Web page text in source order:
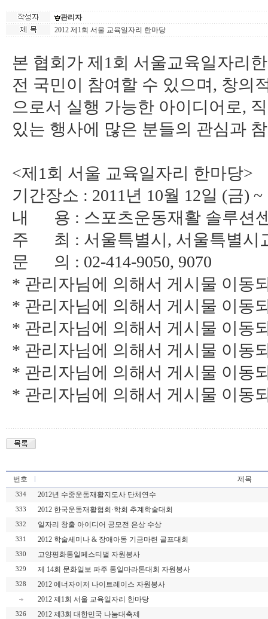
관리자
2012 제1회 서울 교육일자리 한마당
본 협회가 제1회 서울교육일자리
전 국민이 참여할 수 있으며, 창의
으로서 실행 가능한 아이디어로,
있는 행사에 많은 분들의 관심과
<제1회 서울 교육일자리 한마당>
기간장소 : 2011년 10월 12일 (금)
내 용 : 스포츠운동재활 솔루션
주 최 : 서울특별시, 서울특별시
문 의 : 02-414-9050, 9070
* 관리자님에 의해서 게시물 이동
* 관리자님에 의해서 게시물 이동
* 관리자님에 의해서 게시물 이동
* 관리자님에 의해서 게시물 이동
* 관리자님에 의해서 게시물 이동
* 관리자님에 의해서 게시물 이동
번호 제목
334 2012년 수중운동재활지도사 단체연수
333 2012 한국운동재활협회·학회 추계학술대회
332 일자리 창출 아이디어 공모전 은상 수상
331 2012 학술세미나 & 장애아동 기금마련 골프대회
330 고양평화통일페스티벌 자원봉사
329 제 14회 문화일보 파주 통일마라톤대회 자원봉사
328
2012 에너자이저 나이트레이스 자원봉사
2012 제1회 서울 교육일자리 한마당
326 2012 제3회 대한민국 나눔대축제